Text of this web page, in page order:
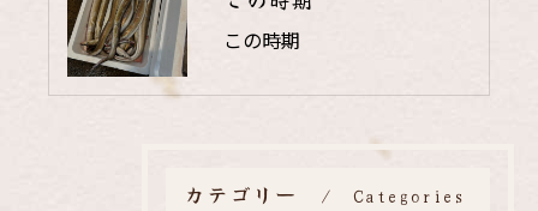
この時期
カテゴリー Categories